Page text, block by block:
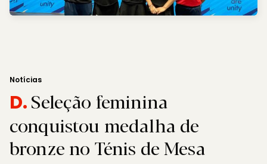
Notícias
D.Seleção feminina
conquistou medalha de
bronze no Ténis de Mesa